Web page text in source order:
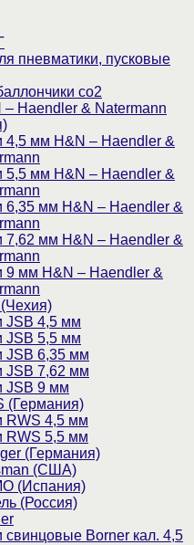
пневматики, пусковые
со2
– Haendler & Natermann
4,5 мм H&N – Haendler &
5,5 мм H&N – Haendler &
6,35 мм H&N – Haendler &
7,62 мм H&N – Haendler &
9 мм H&N – Haendler &
JSB 4,5 мм
JSB 5,5 мм
JSB 6,35 мм
JSB 7,62 мм
JSB 9 мм
(Германия)
RWS 4,5 мм
RWS 5,5 мм
(Германия)
(США)
(Испания)
(Россия)
свинцовые Borner кал. 4,5